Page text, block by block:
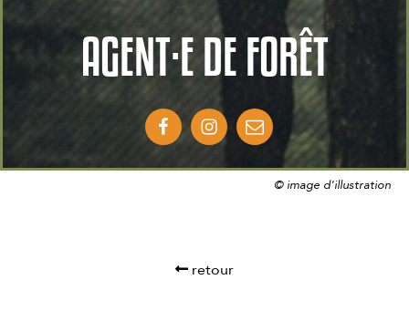
AGENT·E DE FORÊT
© image d'illustration
retour